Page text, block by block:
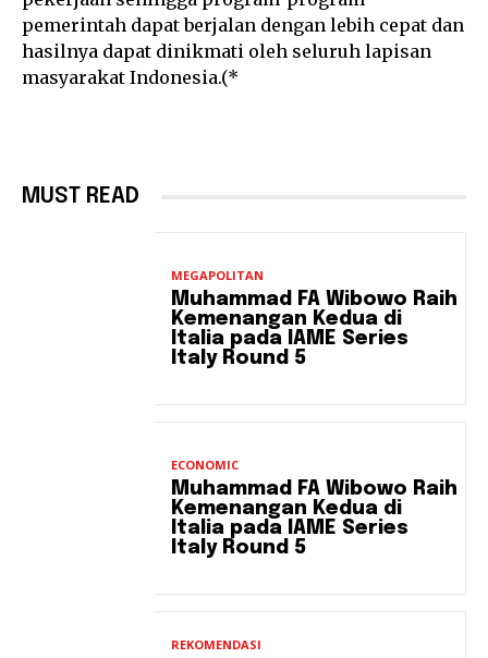
pemerintah dapat berjalan dengan lebih cepat dan
hasilnya dapat dinikmati oleh seluruh lapisan
masyarakat Indonesia.(*
MUST READ
MEGAPOLITAN
Muhammad FA Wibowo Raih
Kemenangan Kedua di
Italia pada IAME Series
Italy Round 5
ECONOMIC
Muhammad FA Wibowo Raih
Kemenangan Kedua di
Italia pada IAME Series
Italy Round 5
REKOMENDASI